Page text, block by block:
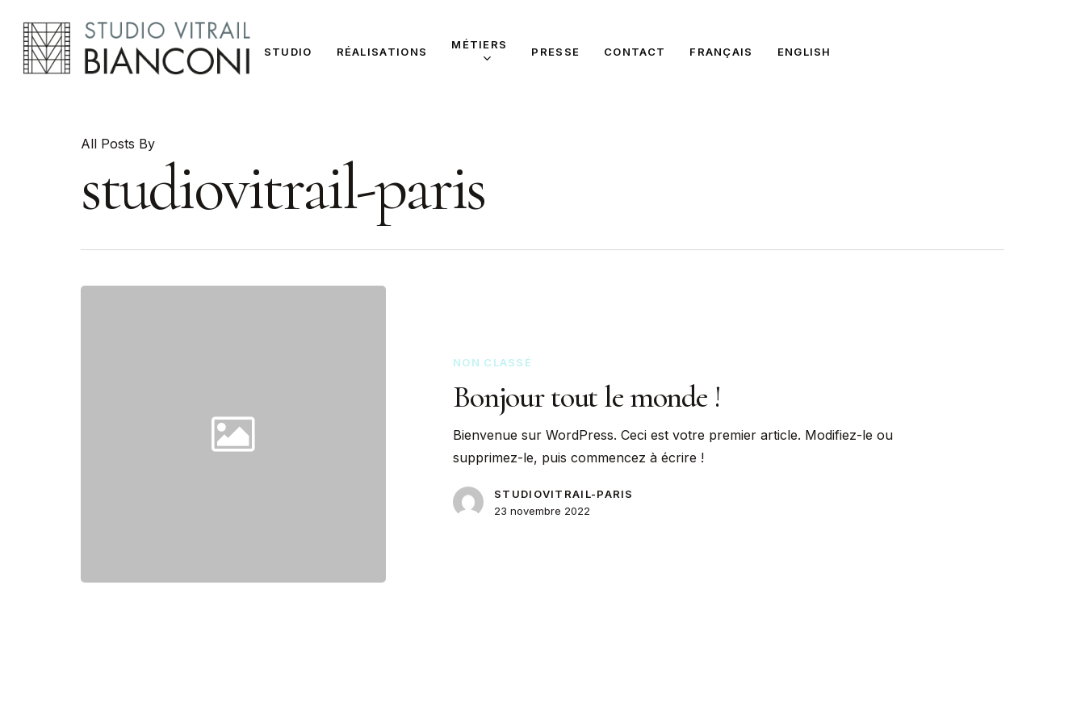
main
content
STUDIO RÉALISATIONS
MÉTIERS
PRESSE CONTACT FRANÇAIS ENGLISH
All Posts By
studiovitrail-paris
NON CLASSÉ
Bonjour tout le monde !
Bienvenue sur WordPress. Ceci est votre premier article. Modifiez-le ou
supprimez-le, puis commencez à écrire !
STUDIOVITRAIL-PARIS
23 novembre 2022